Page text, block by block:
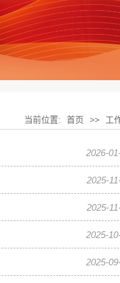
当前位置: 首页 >> 工
2026-
2025-
2025-
2025-
2025-